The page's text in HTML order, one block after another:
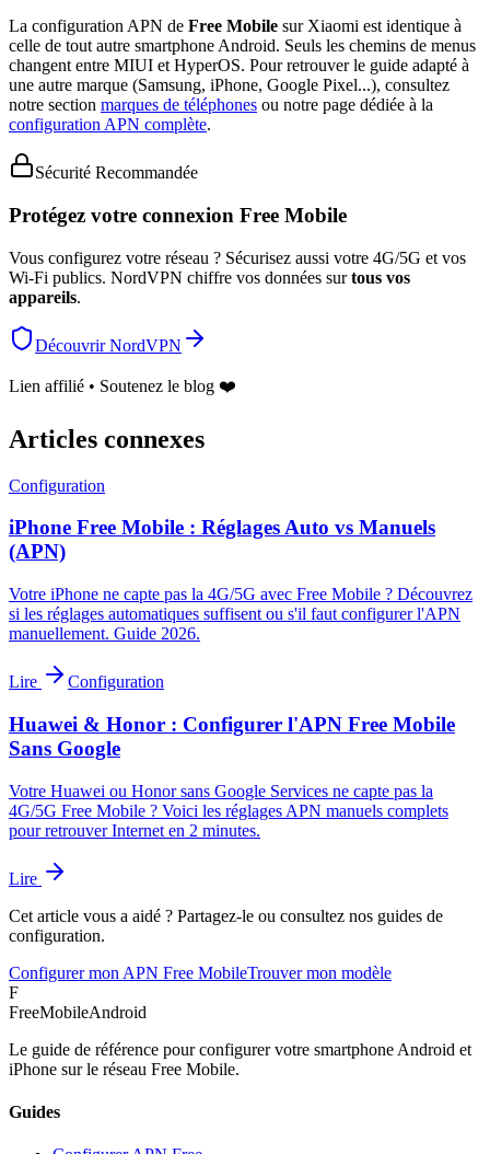
La configuration APN de Free Mobile sur Xiaomi est identique à
celle de tout autre smartphone Android. Seuls les chemins de menus
changent entre MIUI et HyperOS. Pour retrouver le guide adapté à
une autre marque (Samsung, iPhone, Google Pixel...), consultez
notre section marques de téléphones ou notre page dédiée à la
configuration APN complète.
Sécurité Recommandée
Protégez votre connexion Free Mobile
Vous configurez votre réseau ? Sécurisez aussi votre 4G/5G et vos
Wi-Fi publics. NordVPN chiffre vos données surtous vos
appareils.
Découvrir NordVPN
Lien affilié • Soutenez le blog ❤️
Articles connexes
Configuration
iPhone Free Mobile : Réglages Auto vs Manuels
(APN)
Votre iPhone ne capte pas la 4G/5G avec Free Mobile ? Découvrez
si les réglages automatiques suffisent ou s'il faut configurer l'APN
manuellement. Guide 2026.
Lire Configuration
Huawei & Honor : Configurer l'APN Free Mobile
Sans Google
Votre Huawei ou Honor sans Google Services ne capte pas la
4G/5G Free Mobile ? Voici les réglages APN manuels complets
pour retrouver Internet en 2 minutes.
Lire
Cet article vous a aidé ? Partagez-le ou consultez nos guides de
configuration.
Configurer mon APN Free MobileTrouver mon modèle
F
FreeMobileAndroid
Le guide de référence pour configurer votre smartphone Android et
iPhone sur le réseau Free Mobile.
Guides